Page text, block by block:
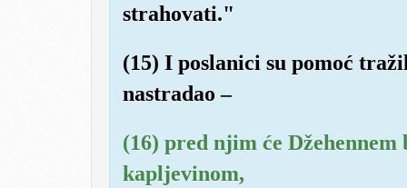
strahovati."
(15) I poslanici su pomoć
nastradao –
(16) pred njim će
kapljevinom,